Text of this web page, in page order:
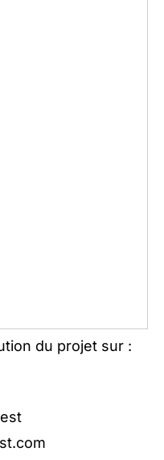
du projet sur :